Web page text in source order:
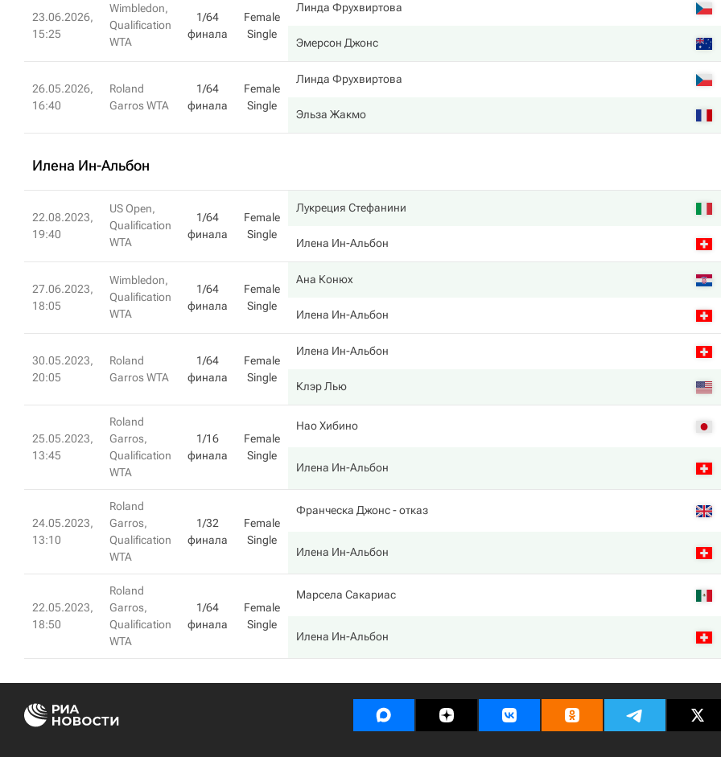
23.06.2026,
15:25
Wimbledon,
Qualification
WTA
1/64
финала
Female
Single
Линда Фрухвиртова
Эмерсон Джонс
26.05.2026,
16:40
Roland
Garros WTA
1/64
финала
Female
Single
Линда Фрухвиртова
Эльза Жакмо
Илена Ин-Альбон
22.08.2023,
19:40
US Open,
Qualification
WTA
1/64
финала
Female
Single
Лукреция Стефанини
Илена Ин-Альбон
27.06.2023,
18:05
Wimbledon,
Qualification
WTA
1/64
финала
Female
Single
Ана Конюх
Илена Ин-Альбон
30.05.2023,
20:05
Roland
Garros WTA
1/64
финала
Female
Single
Илена Ин-Альбон
Клэр Лью
25.05.2023,
13:45
Roland
Garros,
Qualification
WTA
1/16
финала
Female
Single
Нао Хибино
Илена Ин-Альбон
24.05.2023,
13:10
Roland
Garros,
Qualification
WTA
1/32
финала
Female
Single
Франческа Джонс- отказ
Илена Ин-Альбон
22.05.2023,
18:50
Roland
Garros,
Qualification
WTA
1/64
финала
Female
Single
Марсела Сакариас
Илена Ин-Альбон